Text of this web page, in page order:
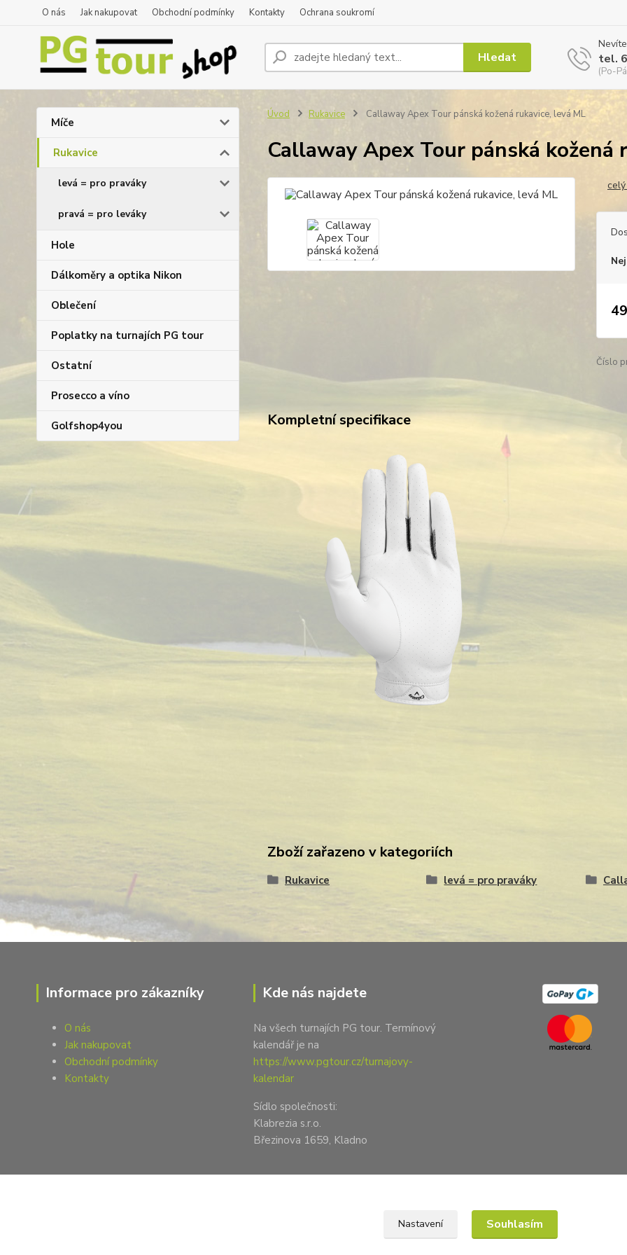
O nás Jak nakupovat Obchodní podmínky Kontakty Ochrana soukromí
Hledat tel.
(Po-
Míče
Rukavice
levá = pro praváky
pravá = pro leváky
Hole
Dálkoměry a optika Nikon
Oblečení
Poplatky na turnajích PG tour
Ostatní
Prosecco a víno
Golfshop4you
Úvod Rukavice Callaway Apex Tour pánská kožená rukavice, levá ML
Callaway Apex Tour pánská kožená
Číslo
Kompletní specifikace
Zboží zařazeno v kategoriích
Rukavice levá = pro praváky
Informace pro zákazníky
O nás
Jak nakupovat
Obchodní podmínky
Kontakty
Kde nás najdete
Na všech turnajích PG tour. Termínový
kalendář je na
https://www.pgtour.cz/turnajovy-
kalendar
Sídlo společnosti:
Klabrezia s.r.o.
Březinova 1659, Kladno
Nastavení Souhlasím